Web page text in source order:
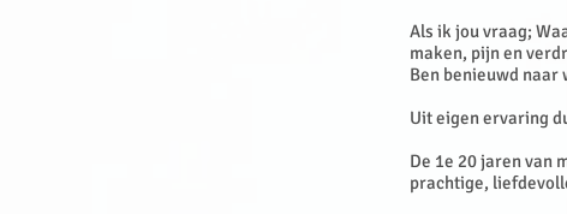
Als ik jou vraag;
maken, pijn en
Ben benieuwd
Uit eigen ervaring
De 1e 20 jaren van
prachtige,